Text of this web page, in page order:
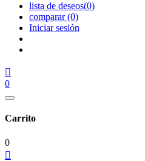
lista de deseos(0)
comparar(0)
Iniciar sesión

0
Carrito
0
